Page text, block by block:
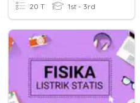
20 T 1st - 3rd